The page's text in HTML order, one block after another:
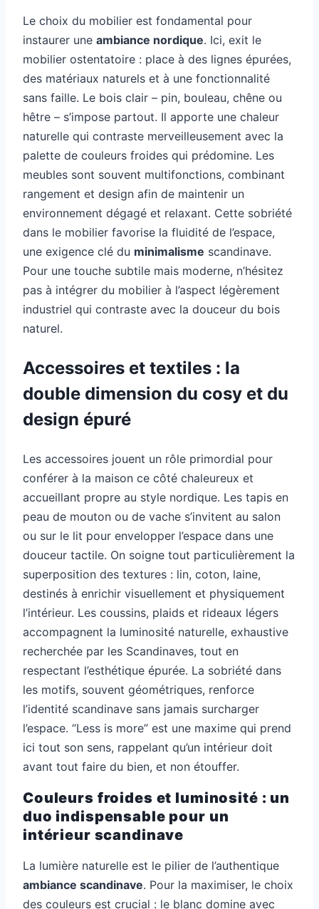
Le choix du mobilier est fondamental pour
instaurer une ambiance nordique. Ici, exit le
mobilier ostentatoire : place à des lignes épurées,
des matériaux naturels et à une fonctionnalité
sans faille. Le bois clair – pin, bouleau, chêne ou
hêtre – s’impose partout. Il apporte une chaleur
naturelle qui contraste merveilleusement avec la
palette de couleurs froides qui prédomine. Les
meubles sont souvent multifonctions, combinant
rangement et design afin de maintenir un
environnement dégagé et relaxant. Cette sobriété
dans le mobilier favorise la fluidité de l’espace,
une exigence clé du minimalisme scandinave.
Pour une touche subtile mais moderne, n’hésitez
pas à intégrer du mobilier à l’aspect légèrement
industriel qui contraste avec la douceur du bois
naturel.
Accessoires et textiles : la
double dimension du cosy et du
design épuré
Les accessoires jouent un rôle primordial pour
conférer à la maison ce côté chaleureux et
accueillant propre au style nordique. Les tapis en
peau de mouton ou de vache s’invitent au salon
ou sur le lit pour envelopper l’espace dans une
douceur tactile. On soigne tout particulièrement la
superposition des textures : lin, coton, laine,
destinés à enrichir visuellement et physiquement
l’intérieur. Les coussins, plaids et rideaux légers
accompagnent la luminosité naturelle, exhaustive
recherchée par les Scandinaves, tout en
respectant l’esthétique épurée. La sobriété dans
les motifs, souvent géométriques, renforce
l’identité scandinave sans jamais surcharger
l’espace. “Less is more” est une maxime qui prend
ici tout son sens, rappelant qu’un intérieur doit
avant tout faire du bien, et non étouffer.
Couleurs froides et luminosité : un
duo indispensable pour un
intérieur scandinave
La lumière naturelle est le pilier de l’authentique
ambiance scandinave. Pour la maximiser, le choix
des couleurs est crucial : le blanc domine avec